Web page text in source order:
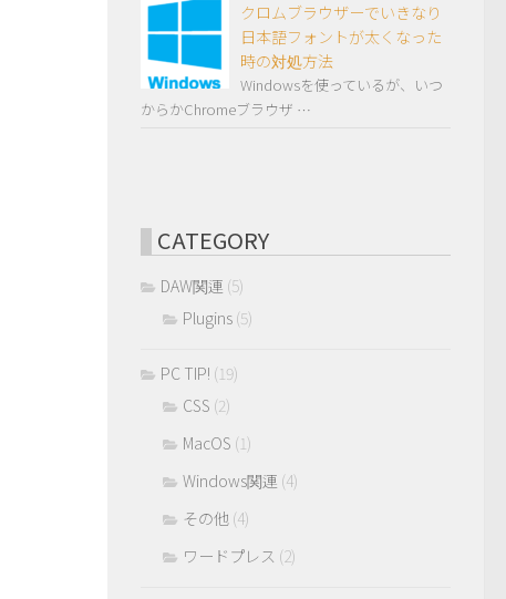
クロムブラウザーでいきなり
日本語フォントが太くなった
時の対処方法
Windowsを使っているが、いつ
からかChromeブラウザ …
CATEGORY
DAW関連 (5)
Plugins (5)
PC TIP! (19)
CSS (2)
MacOS (1)
Windows関連 (4)
その他 (4)
ワードプレス (2)